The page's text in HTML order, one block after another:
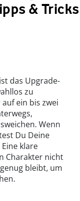
& Tricks
das Upgrade-
zu
ein bis zwei
Wenn
Du Deine
klare
Charakter nicht
bleibt, um